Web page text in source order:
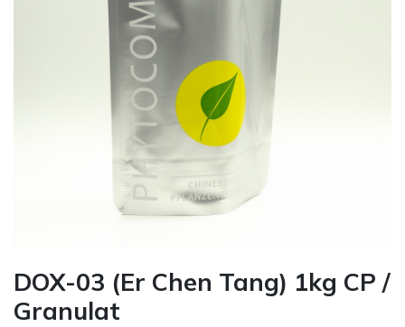
DOX-03 (Er Chen Tang) 1kg CP /
Granulat